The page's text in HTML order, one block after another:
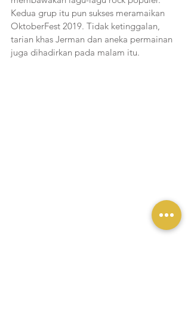
Kedua grup itu pun sukses meramaikan
OktoberFest 2019. Tidak ketinggalan,
tarian khas Jerman dan aneka permainan
juga dihadirkan pada malam itu.